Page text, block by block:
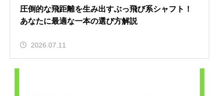
圧倒的な飛距離を生み出すぶっ飛び系シャフト！
あなたに最適な一本の選び方解説
2026.07.11